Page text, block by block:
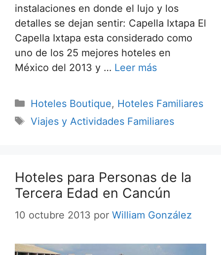
instalaciones en donde el lujo y los
detalles se dejan sentir: Capella Ixtapa El
Capella Ixtapa esta considerado como
uno de los 25 mejores hoteles en
México del 2013 y … Leer más
Categorías
Hoteles Boutique, Hoteles Familiares
Etiquetas
Viajes y Actividades Familiares
Hoteles para Personas de la
Tercera Edad en Cancún
10 octubre 2013 por William González